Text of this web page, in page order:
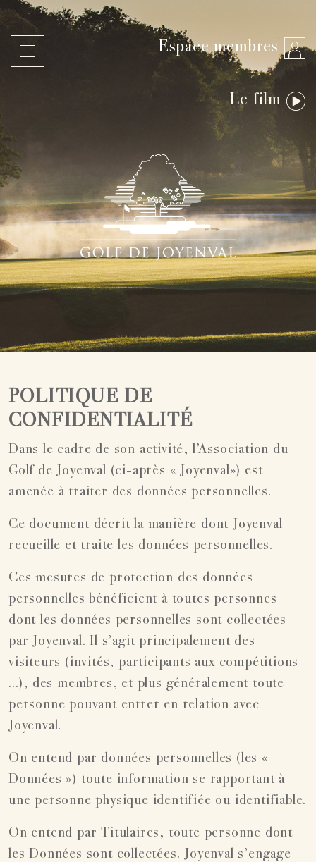
Espace membres
Le film
POLITIQUE DE
CONFIDENTIALITÉ
Dans le cadre de son activité, l’Association du
Golf de Joyenval (ci-après « Joyenval») est
amenée à traiter des données personnelles.
Ce document décrit la manière dont Joyenval
recueille et traite les données personnelles.
Ces mesures de protection des données
personnelles bénéficient à toutes personnes
dont les données personnelles sont collectées
par Joyenval. Il s’agit principalement des
visiteurs (invités, participants aux compétitions
...), des membres, et plus généralement toute
personne pouvant entrer en relation avec
Joyenval.
On entend par données personnelles (les «
Données ») toute information se rapportant à
une personne physique identifiée ou identifiable.
On entend par Titulaires, toute personne dont
les Données sont collectées. Joyenval s’engage